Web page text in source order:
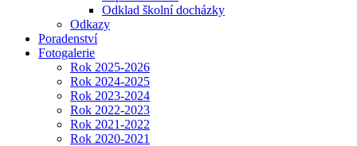
Odklad školní docházky
Odkazy
Poradenství
Fotogalerie
Rok 2025-2026
Rok 2024-2025
Rok 2023-2024
Rok 2022-2023
Rok 2021-2022
Rok 2020-2021